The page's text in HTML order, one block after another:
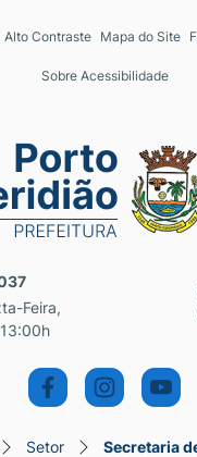
de
[alt+3]
Alto Contraste Mapa do Site
Sobre Acessibilidade
do menu
Feira,
Setor Secretaria